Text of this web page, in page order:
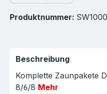
Produktnummer:
Beschreibung
Komplette Zaunpakete
8/6/8 Mehr